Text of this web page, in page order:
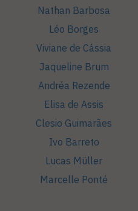
Nathan Barbosa
Léo Borges
Viviane de Cássia
Jaqueline Brum
Andréa Rezende
Elisa de Assis
Clesio Guimarães
Ivo Barreto
Lucas Müller
Marcelle Ponté